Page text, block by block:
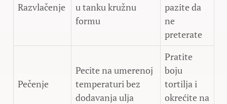
Razvlačenje
u tanku kružnu
formu
pazite da
ne
preterate
Pečenje
Pecite na umerenoj
temperaturi bez
dodavanja ulja
Pratite
boju
tortilja i
okrećite na